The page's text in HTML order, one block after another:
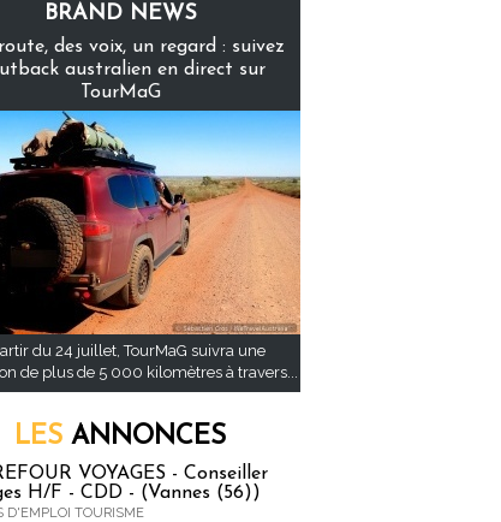
BRAND NEWS
des voix, un regard : suivez
australien en direct sur
TourMaG
du 24 juillet, TourMaG suivra une
de plus de 5 000 kilomètres à travers...
LES ANNONCES
VOYAGES - Conseiller
H/F - CDD - (Vannes (56))
D'EMPLOI TOURISME